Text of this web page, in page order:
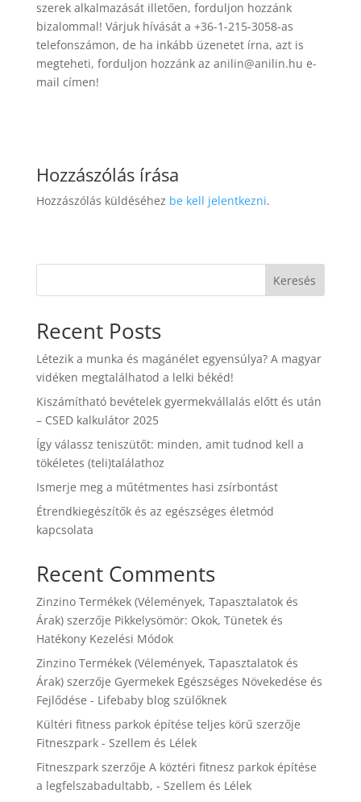
szerek alkalmazását illetően, forduljon hozzánk
bizalommal! Várjuk hívását a +36-1-215-3058-as
telefonszámon, de ha inkább üzenetet írna, azt is
megteheti, forduljon hozzánk az anilin@anilin.hu e-
mail címen!
Hozzászólás írása
Hozzászólás küldéséhez be kell jelentkezni.
Keresés
Recent Posts
Létezik a munka és magánélet egyensúlya? A magyar
vidéken megtalálhatod a lelki békéd!
Kiszámítható bevételek gyermekvállalás előtt és után
– CSED kalkulátor 2025
Így válassz teniszütőt: minden, amit tudnod kell a
tökéletes (teli)találathoz
Ismerje meg a műtétmentes hasi zsírbontást
Étrendkiegészítők és az egészséges életmód
kapcsolata
Recent Comments
Zinzino Termékek (Vélemények, Tapasztalatok és
Árak)szerzője Pikkelysömör: Okok, Tünetek és
Hatékony Kezelési Módok
Zinzino Termékek (Vélemények, Tapasztalatok és
Árak)szerzője Gyermekek Egészséges Növekedése és
Fejlődése - Lifebaby blog szülőknek
Kültéri fitness parkok építése teljes körű szerzője
Fitneszpark - Szellem és Lélek
Fitneszparkszerzője A köztéri fitnesz parkok építése
a legfelszabadultabb, - Szellem és Lélek